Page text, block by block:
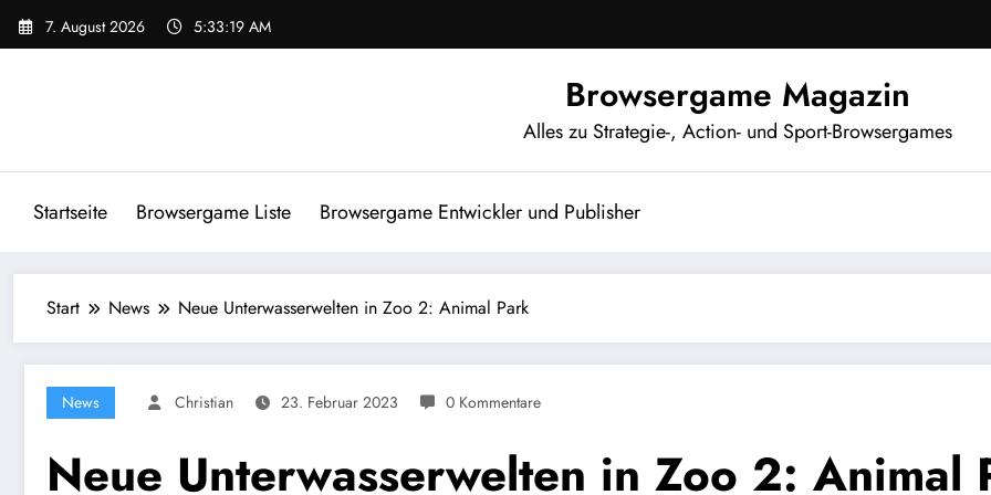
Zum
Inhalt
7. August 2026 5:33:20 AM
Browsergame Magazin
Alles zu Strategie-, Action- und Sport-Browsergames
Startseite Browsergame Liste Browsergame Entwickler und Publisher
Start News Neue Unterwasserwelten in Zoo 2: Animal Park
News Christian 23. Februar 2023 0 Kommentare
Neue Unterwasserwelten in Zoo 2: Animal